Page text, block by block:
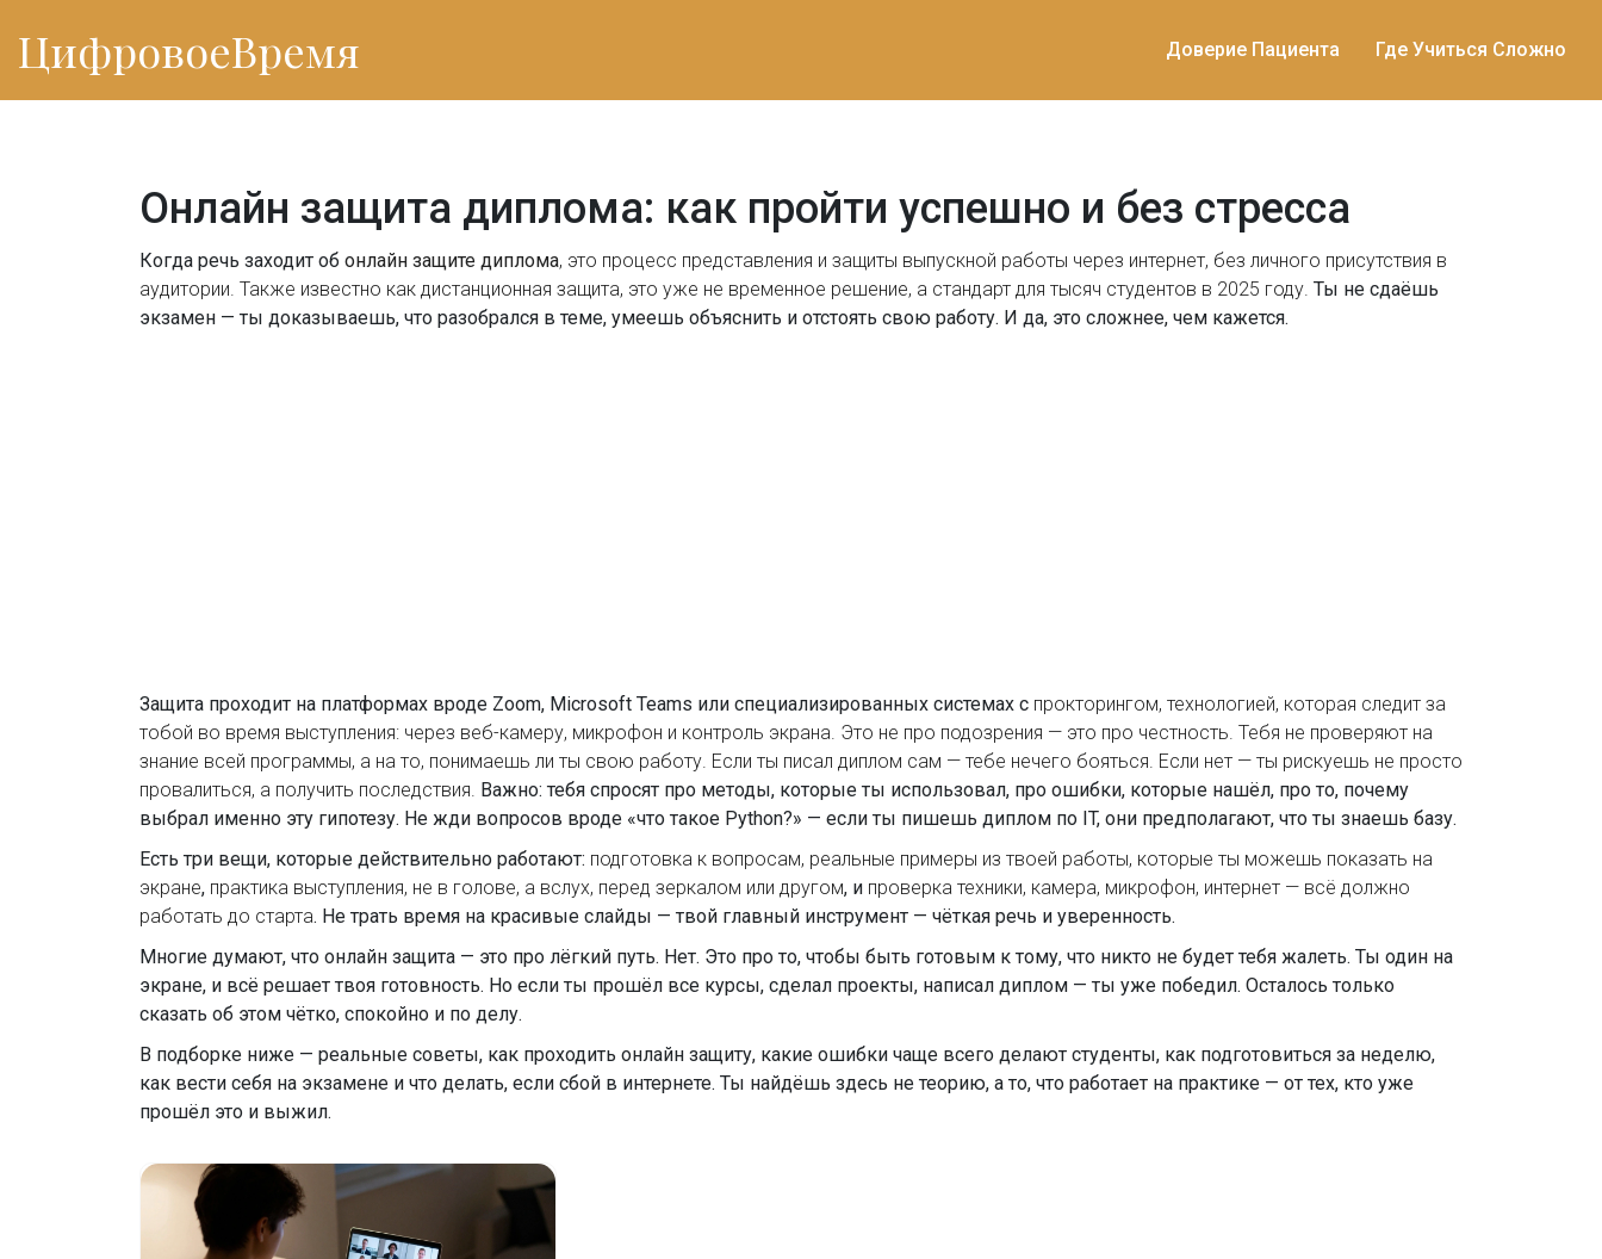
ЦифровоеВремя Доверие Пациента Где Учиться Сложно
Онлайн защита диплома: как пройти успешно и без стресса
Когда речь заходит об онлайн защите диплома, это процесс представления и защиты выпускной работы через интернет, без личного присутствия в
аудитории. Также известно как дистанционная защита, это уже не временное решение, а стандарт для тысяч студентов в 2025 году. Ты не сдаёшь
экзамен — ты доказываешь, что разобрался в теме, умеешь объяснить и отстоять свою работу. И да, это сложнее, чем кажется.
Защита проходит на платформах вроде Zoom, Microsoft Teams или специализированных системах с прокторингом, технологией, которая следит за
тобой во время выступления: через веб-камеру, микрофон и контроль экрана. Это не про подозрения — это про честность. Тебя не проверяют на
знание всей программы, а на то, понимаешь ли ты свою работу. Если ты писал диплом сам — тебе нечего бояться. Если нет — ты рискуешь не просто
провалиться, а получить последствия. Важно: тебя спросят про методы, которые ты использовал, про ошибки, которые нашёл, про то, почему
выбрал именно эту гипотезу. Не жди вопросов вроде «что такое Python?» — если ты пишешь диплом по IT, они предполагают, что ты знаешь базу.
Есть три вещи, которые действительно работают: подготовка к вопросам, реальные примеры из твоей работы, которые ты можешь показать на
экране, практика выступления, не в голове, а вслух, перед зеркалом или другом, и проверка техники, камера, микрофон, интернет — всё должно
работать до старта. Не трать время на красивые слайды — твой главный инструмент — чёткая речь и уверенность.
Многие думают, что онлайн защита — это про лёгкий путь. Нет. Это про то, чтобы быть готовым к тому, что никто не будет тебя жалеть. Ты один на
экране, и всё решает твоя готовность. Но если ты прошёл все курсы, сделал проекты, написал диплом — ты уже победил. Осталось только
сказать об этом чётко, спокойно и по делу.
В подборке ниже — реальные советы, как проходить онлайн защиту, какие ошибки чаще всего делают студенты, как подготовиться за неделю,
как вести себя на экзамене и что делать, если сбой в интернете. Ты найдёшь здесь не теорию, а то, что работает на практике — от тех, кто уже
прошёл это и выжил.